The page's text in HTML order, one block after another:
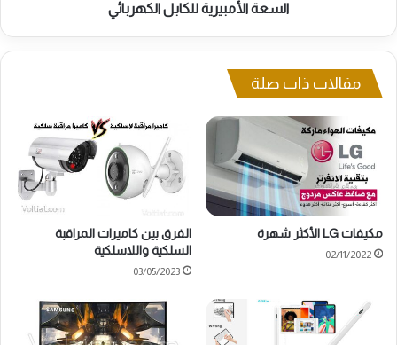
السعة الأمبيرية للكابل الكهربائي
مقالات ذات صلة
مكيفات LG الأكثر شهرة
02/11/2022
الفرق بين كاميرات المراقبة
السلكية واللاسلكية
03/05/2023